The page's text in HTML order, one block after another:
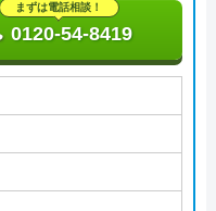
まずは電話相談！
0120-54-8419